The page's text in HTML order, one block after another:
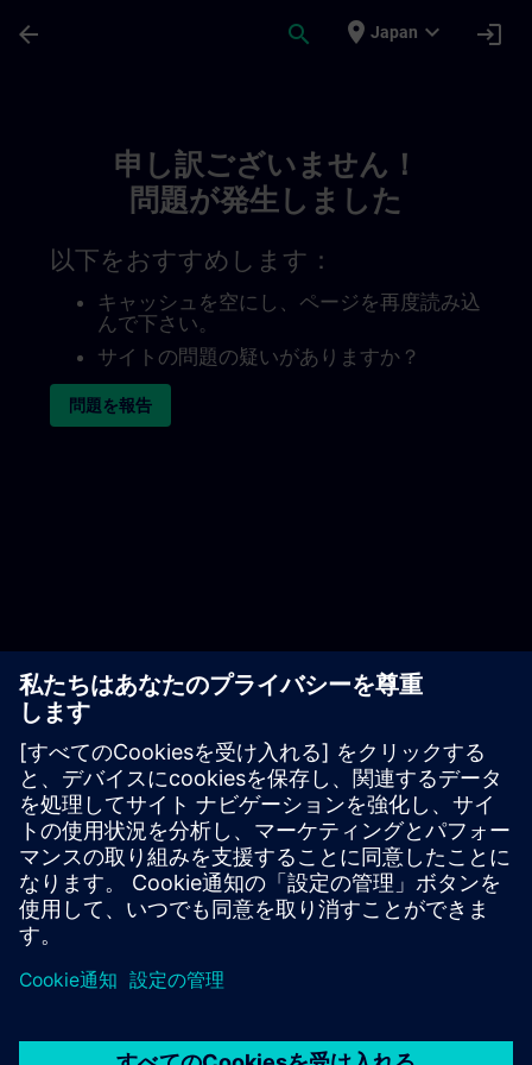
arrow_back search place Japan expand_more login
申し訳ございません！
問題が発生しました
以下をおすすめします：
キャッシュを空にし、ページを再度読み込
んで下さい。
サイトの問題の疑いがありますか？
問題を報告